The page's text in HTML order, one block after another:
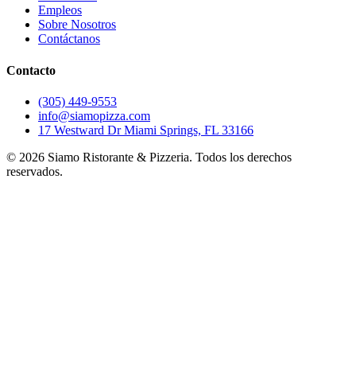
Empleos
Sobre Nosotros
Contáctanos
Contacto
(305) 449-9553
info@siamopizza.com
17 Westward Dr Miami Springs, FL 33166
© 2026 Siamo Ristorante & Pizzeria. Todos los derechos
reservados.